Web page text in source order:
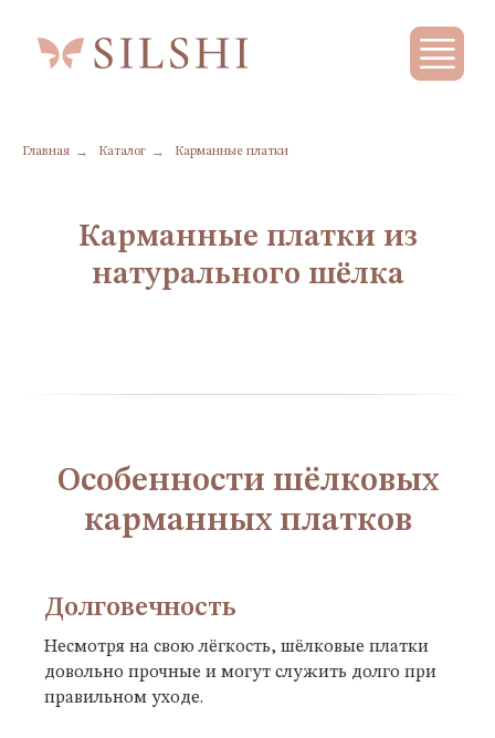
Главная → Каталог → Карманные платки
Карманные платки из
натурального шёлка
Особенности шёлковых
карманных платков
Долговечность
Несмотря на свою лёгкость, шёлковые платки
довольно прочные и могут служить долго при
правильном уходе.